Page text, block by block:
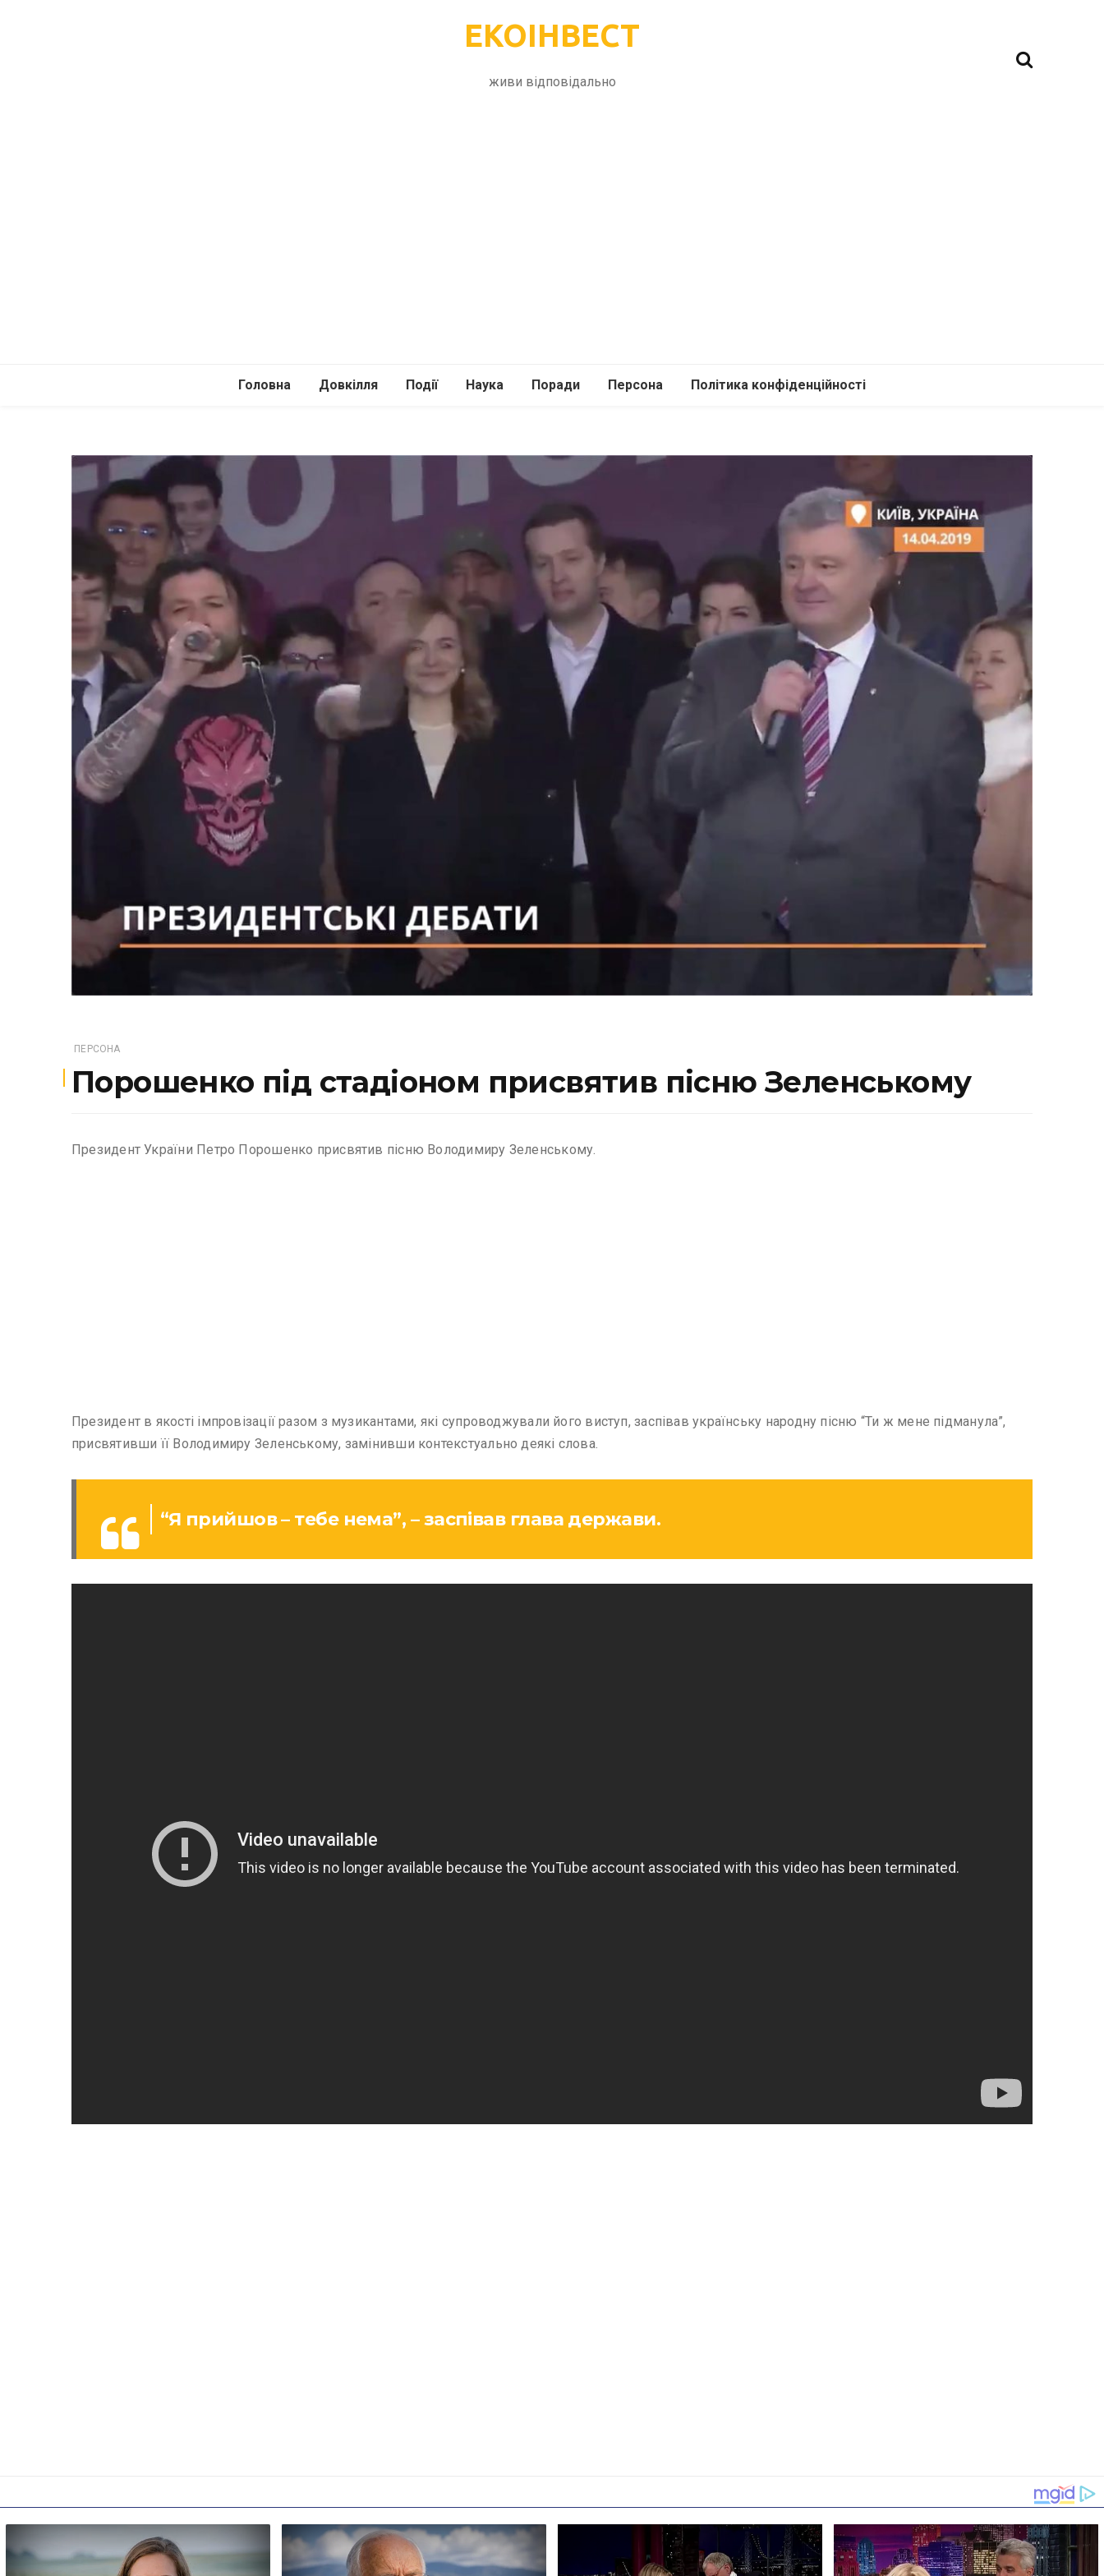
ЕКОІНВЕСТ
живи відповідально
Головна Довкілля
Подорожі
Події
Інше
Наука
Психологія
Технології
Поради
Здоров’я
Персона Політика конфіденційності
ПЕРСОНА
Порошенко під стадіоном присвятив пісню Зеленському
Президент України Петро Порошенко присвятив пісню Володимиру Зеленському.
Президент в якості імпровізації разом з музикантами, які супроводжували його виступ, заспівав українську народну пісню “Ти ж мене підманула”,
присвятивши її Володимиру Зеленському, замінивши контекстуально деякі слова.
“Я прийшов – тебе нема”, – заспівав глава держави.